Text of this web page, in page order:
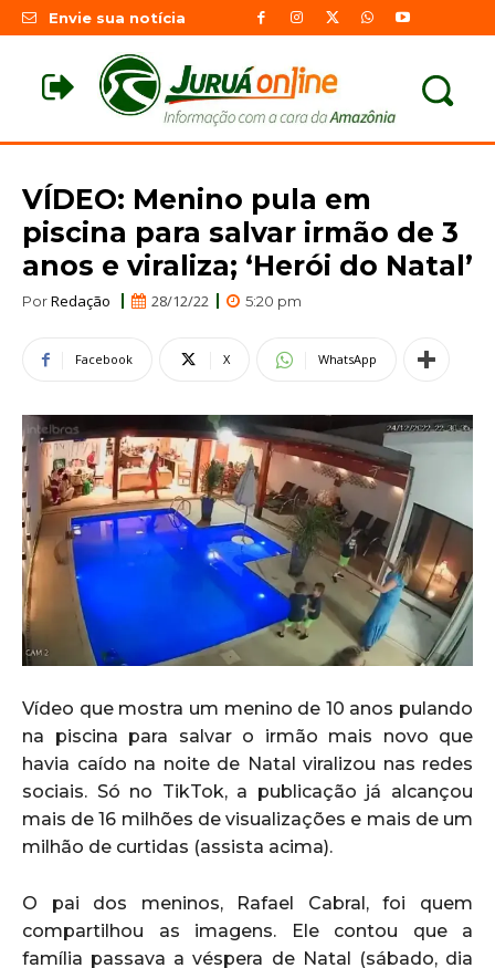
Envie sua notícia
VÍDEO: Menino pula em
piscina para salvar irmão de 3
anos e viraliza; ‘Herói do Natal’
PorRedação 28/12/22 5:20 pm
Facebook X WhatsApp
Vídeo que mostra um menino de 10 anos pulando
na piscina para salvar o irmão mais novo que
havia caído na noite de Natal viralizou nas redes
sociais. Só no TikTok, a publicação já alcançou
mais de 16 milhões de visualizações e mais de um
milhão de curtidas (assista acima).
O pai dos meninos, Rafael Cabral, foi quem
compartilhou as imagens. Ele contou que a
família passava a véspera de Natal (sábado, dia